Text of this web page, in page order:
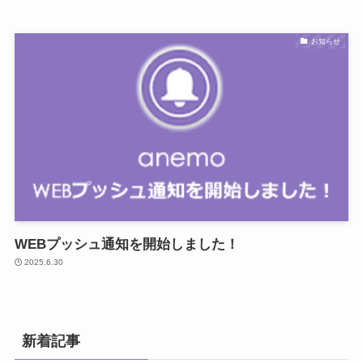
お知らせ
WEBプッシュ通知を開始しました！
2025.6.30
新着記事